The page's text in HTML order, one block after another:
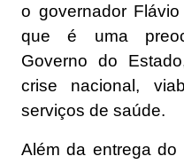
o governador
que é uma
Governo do
crise nacional,
serviços de saúde.
Além da entrega do